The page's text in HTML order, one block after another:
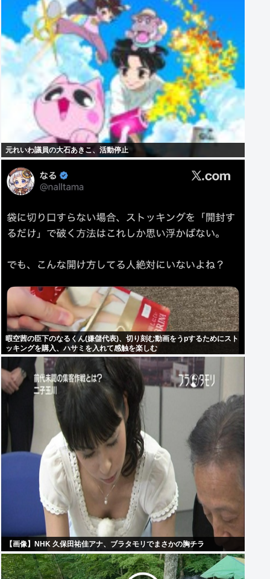
元れいわ議員の大石あきこ、活動停止
暇空茜の臣下のなるくん(嫌儲代表)、切り刻む動画をうpするためにスト
ッキングを購入、ハサミを入れて感触を楽しむ
【画像】NHK 久保田祐佳アナ、ブラタモリでまさかの胸チラ